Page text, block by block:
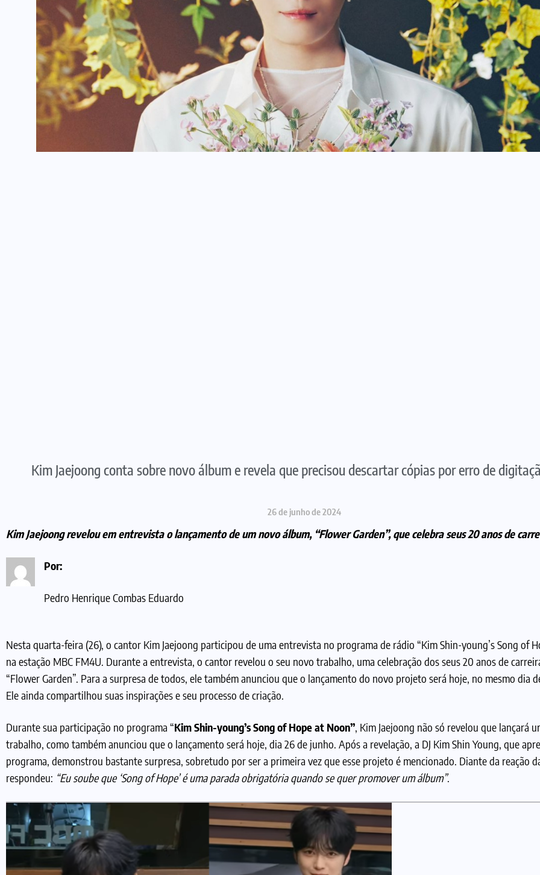
Kim Jaejoong conta sobre novo álbum e revela que precisou descartar cópias por erro de
26 de junho de 2024
Kim Jaejoong revelou em entrevista o lançamento de um novo álbum, “Flower Garden”, que celebra seus 20 anos de
Por:
Pedro Henrique Combas Eduardo
Nesta quarta-feira (26), o cantor Kim Jaejoong participou de uma entrevista no programa de rádio “Kim Shin-young’s Song of
na estação MBC FM4U. Durante a entrevista, o cantor revelou o seu novo trabalho, uma celebração dos seus 20 anos de
“Flower Garden”. Para a surpresa de todos, ele também anunciou que o lançamento do novo projeto será hoje, no mesmo dia
Ele ainda compartilhou suas inspirações e seu processo de criação.
Durante sua participação no programa “Kim Shin-young’s Song of Hope at Noon”, Kim Jaejoong não só revelou que lançará
trabalho, como também anunciou que o lançamento será hoje, dia 26 de junho. Após a revelação, a DJ Kim Shin Young, que
programa, demonstrou bastante surpresa, sobretudo por ser a primeira vez que esse projeto é mencionado. Diante da reação
respondeu: “Eu soube que ‘Song of Hope’ é uma parada obrigatória quando se quer promover um álbum”.